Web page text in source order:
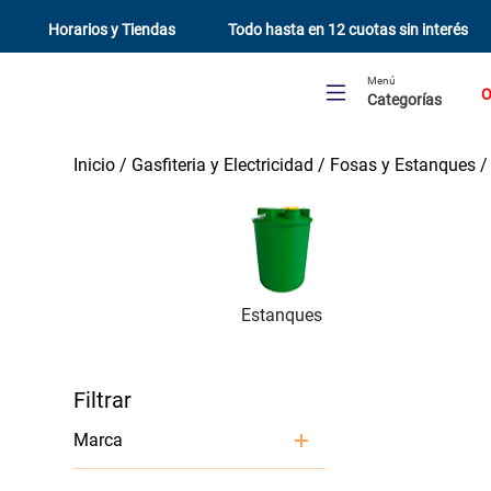
Horarios y Tiendas Todo hasta en 12 cuotas sin interés
Menú
Categorías
Gasfiteria y Electricidad Fosas y Estanques
Estanques
Marca